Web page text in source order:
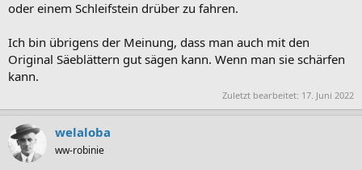
oder einem Schleifstein drüber zu fahren.
Ich bin übrigens der Meinung, dass man auch mit den
Original Säeblättern gut sägen kann. Wenn man sie schärfen
kann.
Zuletzt bearbeitet: 17. Juni 2022
welaloba
ww-robinie